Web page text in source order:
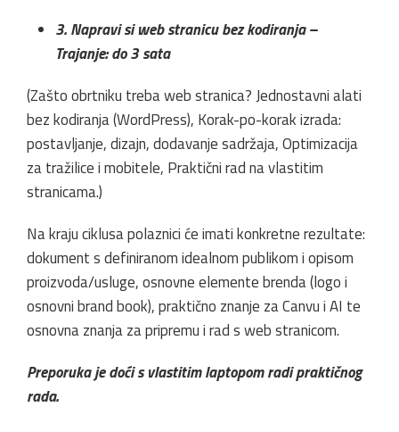
3. Napravi si web stranicu bez kodiranja –
Trajanje: do 3 sata
(Zašto obrtniku treba web stranica? Jednostavni alati
bez kodiranja (WordPress), Korak-po-korak izrada:
postavljanje, dizajn, dodavanje sadržaja, Optimizacija
za tražilice i mobitele, Praktični rad na vlastitim
stranicama.)
Na kraju ciklusa polaznici će imati konkretne rezultate:
dokument s definiranom idealnom publikom i opisom
proizvoda/usluge, osnovne elemente brenda (logo i
osnovni brand book), praktično znanje za Canvu i AI te
osnovna znanja za pripremu i rad s web stranicom.
Preporuka je doći s vlastitim laptopom radi praktičnog
rada.